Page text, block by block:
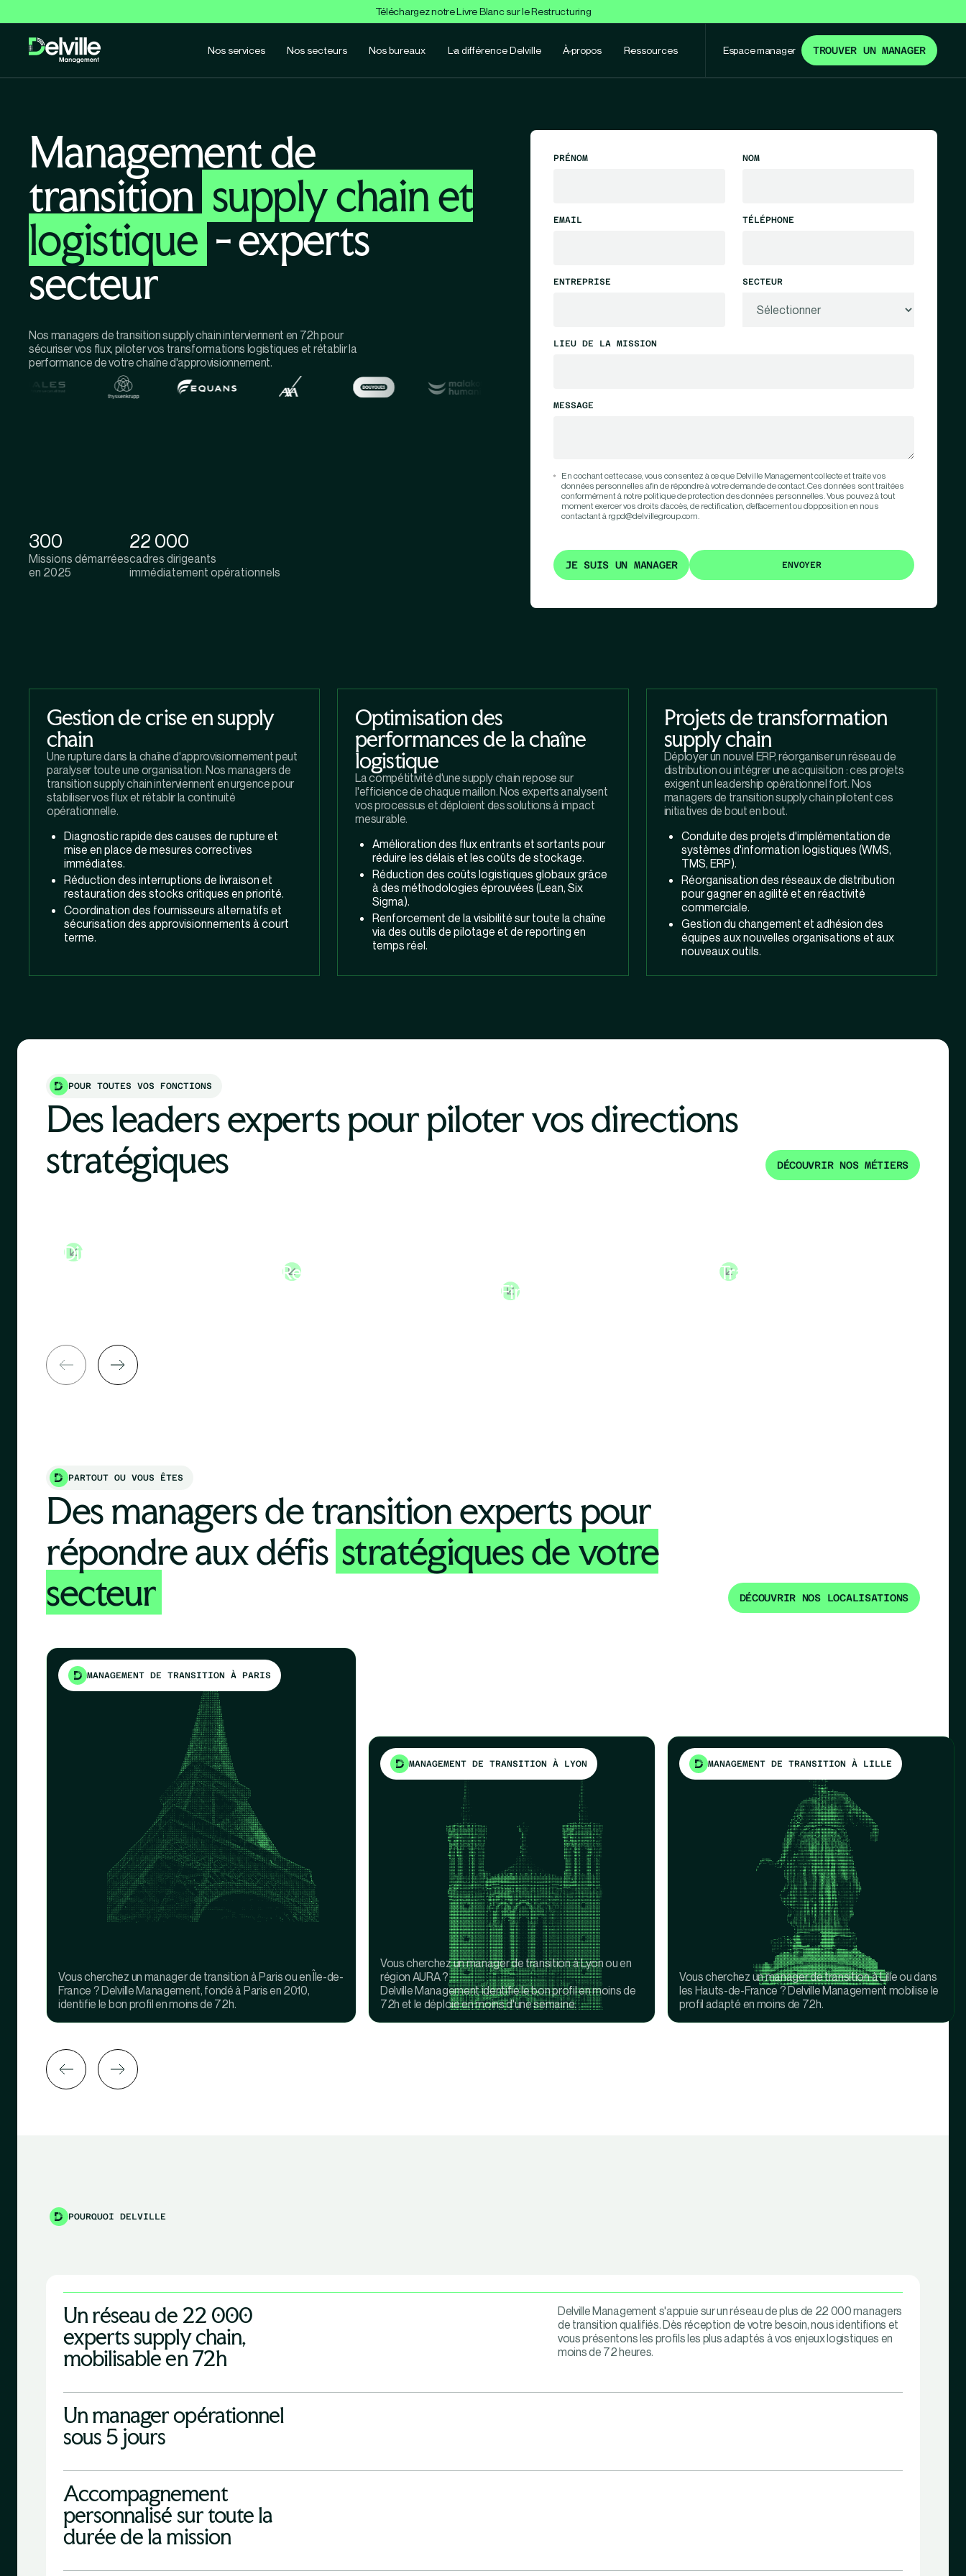
Téléchargez notre Livre Blanc sur le Restructuring
Nos services Nos secteurs Nos bureaux La différence Delville À propos Ressources Espace manager TROUVER UN MANAGER
Management de
transition supply chain et
logistique- experts
secteur
Nos managers de transition supply chain interviennent en 72h pour
sécuriser vos flux, piloter vos transformations logistiques et rétablir la
performance de votre chaîne d'approvisionnement.
300
Missions démarrées
en 2025
22 000
cadres dirigeants
immédiatement opérationnels
PRÉNOM NOM
EMAIL TÉLÉPHONE
ENTREPRISE SECTEUR
LIEU DE LA MISSION
MESSAGE
En cochant cette case, vous consentez à ce que Delville Management collecte et traite vos
données personnelles afin de répondre à votre demande de contact. Ces données sont traitées
conformément à notre politique de protection des données personnelles. Vous pouvez à tout
moment exercer vos droits d’accès, de rectification, d’effacement ou d’opposition en nous
contactant à rgpd@delvillegroup.com.
JE SUIS UN MANAGER
Gestion de crise en supply
chain
Une rupture dans la chaîne d'approvisionnement peut
paralyser toute une organisation. Nos managers de
transition supply chain interviennent en urgence pour
stabiliser vos flux et rétablir la continuité
opérationnelle.
Diagnostic rapide des causes de rupture et
mise en place de mesures correctives
immédiates.
Réduction des interruptions de livraison et
restauration des stocks critiques en priorité.
Coordination des fournisseurs alternatifs et
sécurisation des approvisionnements à court
terme.
Optimisation des
performances de la chaîne
logistique
La compétitivité d'une supply chain repose sur
l'efficience de chaque maillon. Nos experts analysent
vos processus et déploient des solutions à impact
mesurable.
Amélioration des flux entrants et sortants pour
réduire les délais et les coûts de stockage.
Réduction des coûts logistiques globaux grâce
à des méthodologies éprouvées (Lean, Six
Sigma).
Renforcement de la visibilité sur toute la chaîne
via des outils de pilotage et de reporting en
temps réel.
Projets de transformation
supply chain
Déployer un nouvel ERP, réorganiser un réseau de
distribution ou intégrer une acquisition : ces projets
exigent un leadership opérationnel fort. Nos
managers de transition supply chain pilotent ces
initiatives de bout en bout.
Conduite des projets d'implémentation de
systèmes d'information logistiques (WMS,
TMS, ERP).
Réorganisation des réseaux de distribution
pour gagner en agilité et en réactivité
commerciale.
Gestion du changement et adhésion des
équipes aux nouvelles organisations et aux
nouveaux outils.
POUR TOUTES VOS FONCTIONS
Des leaders experts pour piloter vos directions
stratégiques
DÉCOUVRIR NOS MÉTIERS
Directeur Général
Ressources Humaines
Financier
Transformation
PARTOUT OU VOUS ÊTES
Des managers de transition experts pour
répondre aux défis stratégiques de votre
secteur
DÉCOUVRIR NOS LOCALISATIONS
MANAGEMENT DE TRANSITION À PARIS
Vous cherchez un manager de transition à Paris ou en Île-de-
France ? Delville Management, fondé à Paris en 2010,
identifie le bon profil en moins de 72h.
MANAGEMENT DE TRANSITION À LYON
Vous cherchez un manager de transition à Lyon ou en
région AURA ?
Delville Management identifie le bon profil en moins de
72h et le déploie en moins d'une semaine.
MANAGEMENT DE TRANSITION À LILLE
Vous cherchez un manager de transition à Lille ou dans
les Hauts-de-France ? Delville Management mobilise le
profil adapté en moins de 72h.
POURQUOI DELVILLE
Un réseau de 22 000
experts supply chain,
mobilisable en 72h
Delville Management s'appuie sur un réseau de plus de 22 000 managers
de transition qualifiés. Dès réception de votre besoin, nous identifions et
vous présentons les profils les plus adaptés à vos enjeux logistiques en
moins de 72 heures.
Un manager opérationnel
sous 5 jours
Accompagnement
personnalisé sur toute la
durée de la mission